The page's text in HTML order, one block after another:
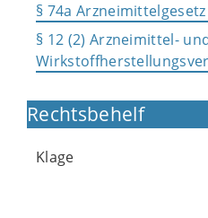
§ 74a Arzneimittelgesetz
§ 12 (2) Arzneimittel-
Rechtsbehelf
Klage